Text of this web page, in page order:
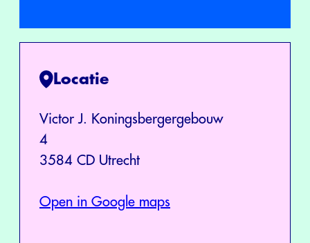
Locatie
Victor J. Koningsbergergebouw
4
3584 CD Utrecht
Open in Google maps